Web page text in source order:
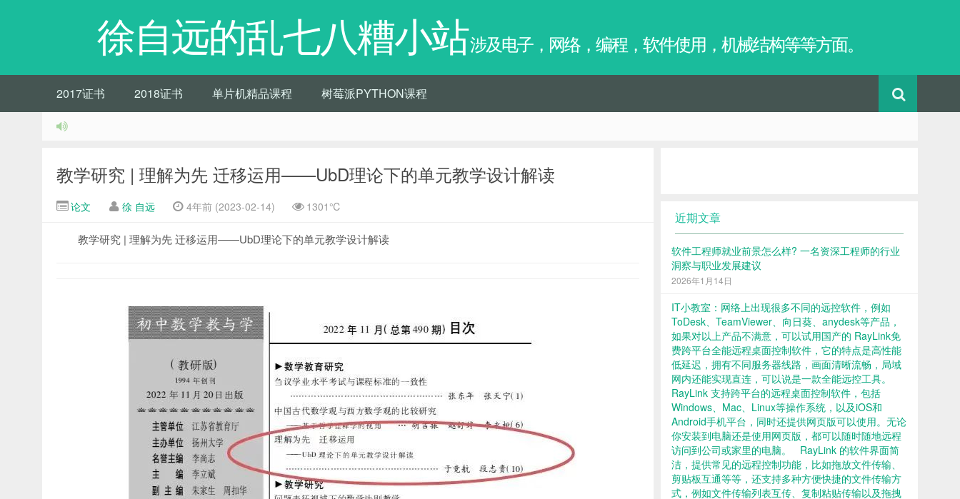
徐自远的乱七八糟小站涉及电子，网络，编程，软件使用，机械结构等等方面。
2017证书 2018证书 单片机精品课程 树莓派PYTHON课程
教学研究 | 理解为先 迁移运用——UbD理论下的单元教学设计解读
论文 徐 自远 4年前 (2023-02-14) 1301℃
教学研究 | 理解为先 迁移运用——UbD理论下的单元教学设计解读
近期文章
软件工程师就业前景怎么样? 一名资深工程师的行业
洞察与职业发展建议
2026年1月14日
IT小教室：网络上出现很多不同的远控软件，例如
ToDesk、TeamViewer、向日葵、anydesk等产品，
如果对以上产品不满意，可以试用国产的 RayLink免
费跨平台全能远程桌面控制软件，它的特点是高性能
低延迟，拥有不同服务器线路，画面清晰流畅，局域
网内还能实现直连，可以说是一款全能远控工具。
RayLink 支持跨平台的远程桌面控制软件，包括
Windows、Mac、Linux等操作系统，以及iOS和
Android手机平台，同时还提供网页版可以使用。无论
你安装到电脑还是使用网页版，都可以随时随地远程
访问到公司或家里的电脑。 RayLink 的软件界面简
洁，提供常见的远程控制功能，比如拖放文件传输、
剪贴板互通等等，还支持多种方便快捷的文件传输方
式，例如文件传输列表互传、复制粘贴传输以及拖拽